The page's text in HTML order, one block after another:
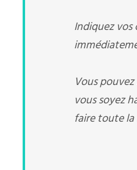
Indiquez vos
Vous
vous soyez
faire toute la